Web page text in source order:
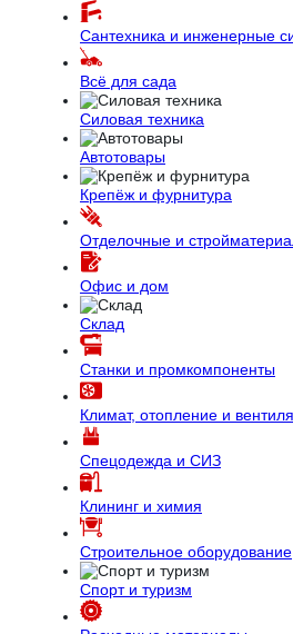
Сантехника и инженерные
Всё для сада
Силовая техника
Автотовары
Крепёж и фурнитура
Отделочные и
Офис и дом
Склад
Станки и промкомпоненты
Климат, отопление и
Спецодежда и СИЗ
Клининг и химия
Строительное оборудование
Спорт и туризм